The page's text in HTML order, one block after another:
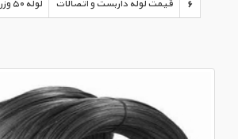
6
قیمت لوله داربست و اتصالات لوله ۵۰ وزن ۱۷ کیلویی(ضخامت ۲.۵ میل)